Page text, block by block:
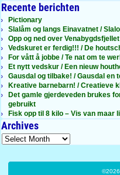
Recente berichten
Pictionary
Slalåm og langs Einavatnet /
Opp og ned over
Vedskuret er ferdig!!! / De
For vått å jobbe / Te nat om te
Et nytt vedskur / Een nieuw
Gausdal og tilbake! / Gausdal en
Kreative barnebarn! / Creatieve
Det gamle gjerdeveden brukes
gebruikt
Fisk opp til 8 kilo – Vis van maar
Archives